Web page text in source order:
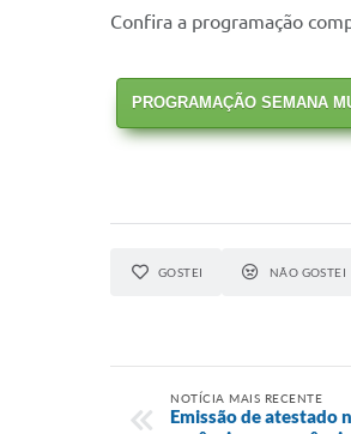
Confira a programação
PROGRAMAÇÃO SEMANA
GOSTEI NÃO GOSTEI
NOTÍCIA MAIS RECENTE
Emissão de atestado